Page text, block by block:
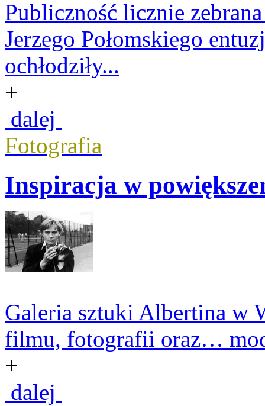
Publiczność licznie
Jerzego Połomskiego
ochłodziły...
+
dalej
Fotografia
Inspiracja w
Galeria sztuki Albertina w
filmu, fotografii oraz…
+
dalej